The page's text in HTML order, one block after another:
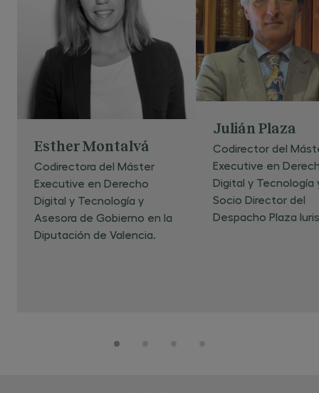
Esther Montalvá
Codirectora del Máster
Executive en Derecho
Digital y Tecnología y
Asesora de Gobierno en la
Diputación de Valencia.
Julián Plaza
Codirector del
Executive en
Digital y Tecnología
Socio Director del
Despacho Plaza